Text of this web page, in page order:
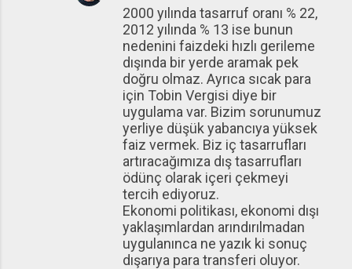
2000 yılında tasarruf oranı % 22,
2012 yılında % 13 ise bunun
nedenini faizdeki hızlı gerileme
dışında bir yerde aramak pek
doğru olmaz. Ayrıca sıcak para
için Tobin Vergisi diye bir
uygulama var. Bizim sorunumuz
yerliye düşük yabancıya yüksek
faiz vermek. Biz iç tasarrufları
artıracağımıza dış tasarrufları
ödünç olarak içeri çekmeyi
tercih ediyoruz.
Ekonomi politikası, ekonomi dışı
yaklaşımlardan arındırılmadan
uygulanınca ne yazık ki sonuç
dışarıya para transferi oluyor.